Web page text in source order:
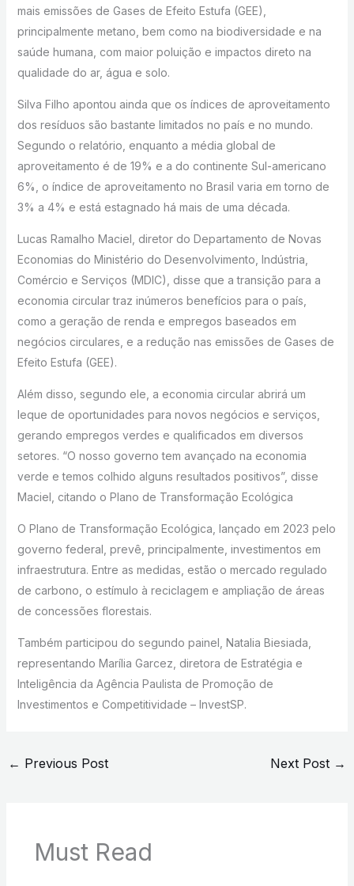
mais emissões de Gases de Efeito Estufa (GEE),
principalmente metano, bem como na biodiversidade e na
saúde humana, com maior poluição e impactos direto na
qualidade do ar, água e solo.
Silva Filho apontou ainda que os índices de aproveitamento
dos resíduos são bastante limitados no país e no mundo.
Segundo o relatório, enquanto a média global de
aproveitamento é de 19% e a do continente Sul-americano
6%, o índice de aproveitamento no Brasil varia em torno de
3% a 4% e está estagnado há mais de uma década.
Lucas Ramalho Maciel, diretor do Departamento de Novas
Economias do Ministério do Desenvolvimento, Indústria,
Comércio e Serviços (MDIC), disse que a transição para a
economia circular traz inúmeros benefícios para o país,
como a geração de renda e empregos baseados em
negócios circulares, e a redução nas emissões de Gases de
Efeito Estufa (GEE).
Além disso, segundo ele, a economia circular abrirá um
leque de oportunidades para novos negócios e serviços,
gerando empregos verdes e qualificados em diversos
setores. “O nosso governo tem avançado na economia
verde e temos colhido alguns resultados positivos”, disse
Maciel, citando o Plano de Transformação Ecológica
O Plano de Transformação Ecológica, lançado em 2023 pelo
governo federal, prevê, principalmente, investimentos em
infraestrutura. Entre as medidas, estão o mercado regulado
de carbono, o estímulo à reciclagem e ampliação de áreas
de concessões florestais.
Também participou do segundo painel, Natalia Biesiada,
representando Marília Garcez, diretora de Estratégia e
Inteligência da Agência Paulista de Promoção de
Investimentos e Competitividade – InvestSP.
← Previous Post Next Post →
Must Read